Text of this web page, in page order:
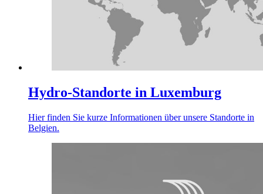
Hydro-Standorte in Luxemburg
Hier finden Sie kurze Informationen über unsere Standorte in
Belgien.